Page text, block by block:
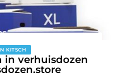
KITSCH
in verhuisdozen